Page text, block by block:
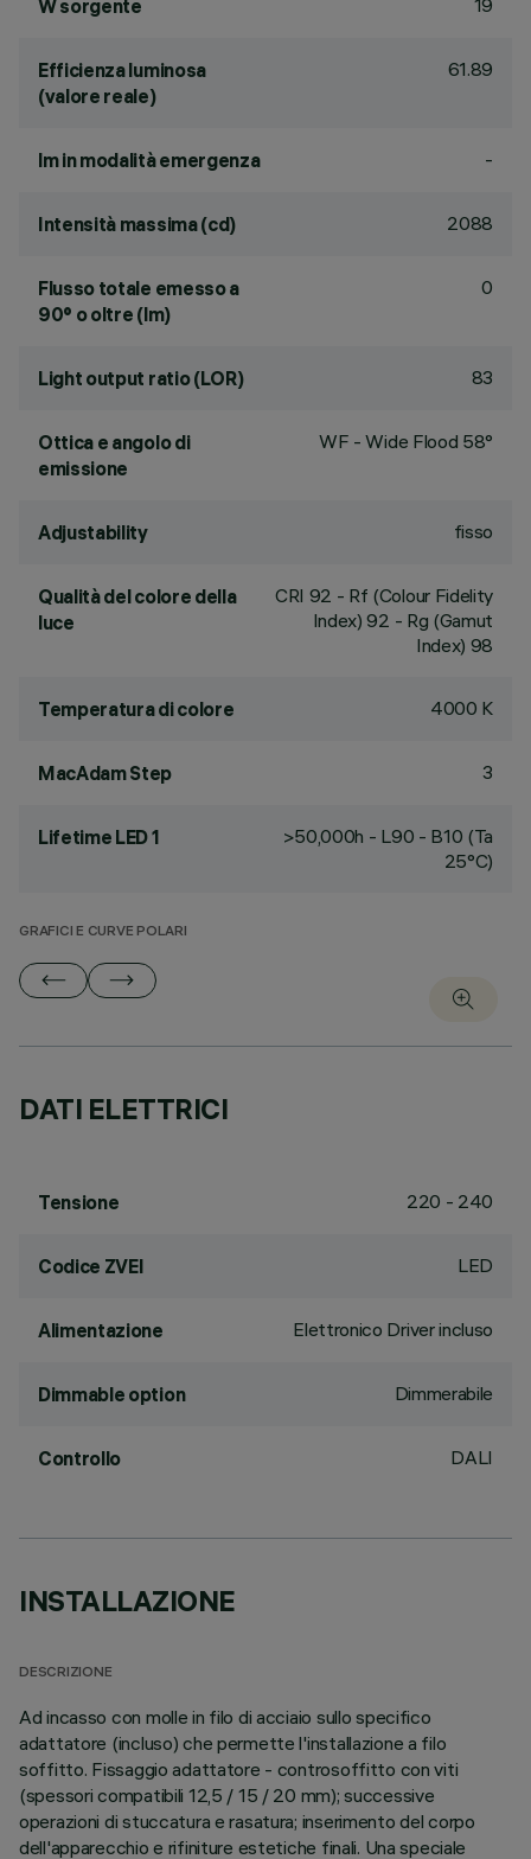
W sorgente 19
Efficienza luminosa
(valore reale)
61.89
lm in modalità emergenza -
Intensità massima (cd) 2088
Flusso totale emesso a
90° o oltre (lm)
0
Light output ratio (LOR) 83
Ottica e angolo di
emissione
WF - Wide Flood 58°
Adjustability fisso
Qualità del colore della
luce
CRI 92 - Rf (Colour Fidelity
Index) 92 - Rg (Gamut
Index) 98
Temperatura di colore 4000 K
MacAdam Step 3
Lifetime LED 1
>50,000h - L90 - B10 (Ta
25°C)
GRAFICI E CURVE POLARI
DATI ELETTRICI
Tensione 220 - 240
Codice ZVEI LED
Alimentazione Elettronico Driver incluso
Dimmable option Dimmerabile
Controllo DALI
INSTALLAZIONE
DESCRIZIONE
Ad incasso con molle in filo di acciaio sullo specifico
adattatore (incluso) che permette l'installazione a filo
soffitto. Fissaggio adattatore - controsoffitto con viti
(spessori compatibili 12,5 / 15 / 20 mm); successive
operazioni di stuccatura e rasatura; inserimento del corpo
dell'apparecchio e rifiniture estetiche finali. Una speciale